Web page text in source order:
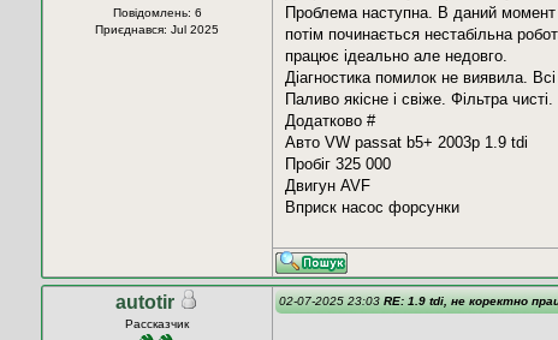
Повідомлень: 6
Приєднався: Jul 2025
Проблема наступна. В даний момент
потім починається нестабільна
працює ідеально але недовго.
Діагностика помилок не виявила.
Паливо якісне і свіже. Фільтра чисті.
Додатково #
Авто VW passat b5+ 2003р 1.9 tdi
Пробіг 325 000
Двигун AVF
Вприск насос форсунки
autotir
Рассказчик
02-07-2025 23:03 RE: 1.9 tdi, не коректно